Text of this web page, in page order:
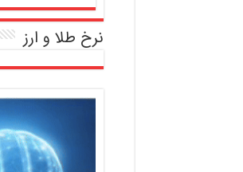
نرخ طلا و ارز